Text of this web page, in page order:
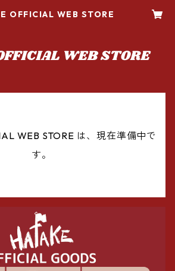
OFFICIAL WEB STORE
WEB STORE は、現在準備中で
す。